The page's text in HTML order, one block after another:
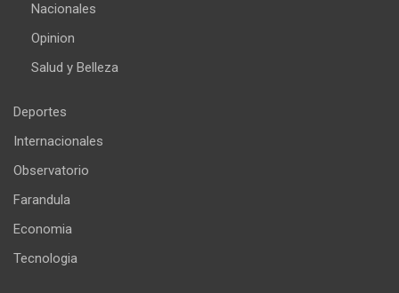
Nacionales
Opinion
Salud y Belleza
Deportes
Internacionales
Observatorio
Farandula
Economia
Tecnologia